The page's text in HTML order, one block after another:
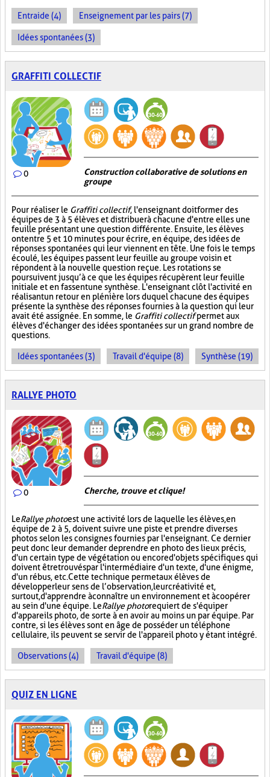
Entraide (4) Enseignement par les pairs (7)
Idées spontanées (3)
GRAFFITI COLLECTIF
0
Construction collaborative de solutions en
groupe
Pour réaliser le Graffiti collectif, l'enseignant doit former des
équipes de 3 à 5 élèves et distribuer à chacune d'entre elles une
feuille présentant une question différente. Ensuite, les élèves
ont entre 5 et 10 minutes pour écrire, en équipe, des idées de
réponses spontanées qui leur viennent en tête. Une fois le temps
écoulé, les équipes passent leur feuille au groupe voisin et
répondent à la nouvelle question reçue. Les rotations se
poursuivent jusqu’à ce que les équipes récupèrent leur feuille
initiale et en fassent une synthèse. L'enseignant clôt l'activité en
réalisant un retour en plénière lors duquel chacune des équipes
présente la synthèse des réponses fournies à la question qui leur
avait été assignée. En somme, le Graffiti collectifpermet aux
élèves d'échanger des idées spontanées sur un grand nombre de
questions.
Idées spontanées (3) Travail d'équipe (8) Synthèse (19)
RALLYE PHOTO
0 Cherche, trouve et clique !
LeRallye photoest une activité lors de laquelle les élèves, en
équipe de 2 à 5, doivent suivre une piste et prendre diverses
photos selon les consignes fournies par l'enseignant. Ce dernier
peut donc leur demander de prendre en photo des lieux précis,
d'un certain type de végétation ou encore d'objets spécifiques qui
doivent être trouvés par l'intermédiaire d'un texte, d'une énigme,
d'un rébus, etc. Cette technique permet aux élèves de
développer leur sens de l’observation, leur créativité et,
surtout, d'apprendre à connaître un environnement et à coopérer
au sein d'une équipe. LeRallye photorequiert de s'équiper
d'appareils photo, de sorte à en avoir au moins un par équipe. Par
contre, si les élèves sont en âge de posséder un téléphone
cellulaire, ils peuvent se servir de l'appareil photo y étant intégré.
Observations (4) Travail d'équipe (8)
QUIZ EN LIGNE